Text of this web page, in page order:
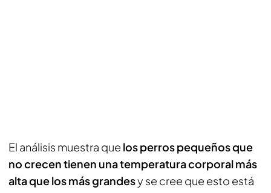
El análisis muestra que los perros pequeños que
no crecen tienen una temperatura corporal más
alta que los más grandesy se cree que esto está